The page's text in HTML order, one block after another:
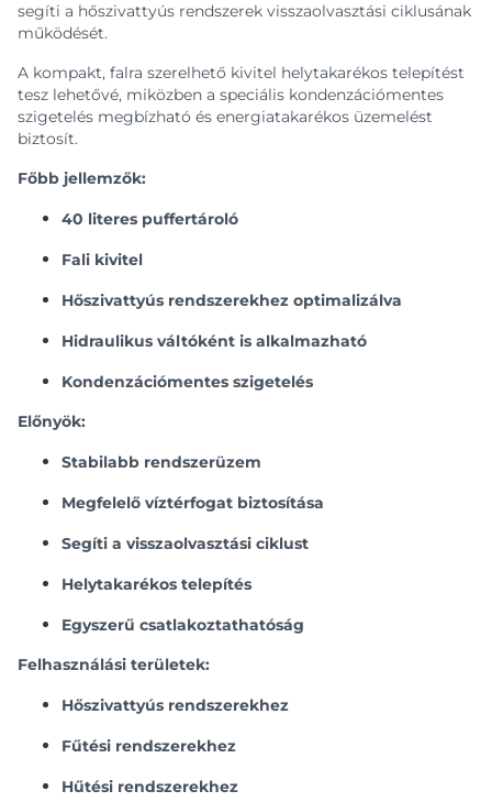
segíti a hőszivattyús rendszerek visszaolvasztási ciklusának
működését.
A kompakt, falra szerelhető kivitel helytakarékos telepítést
tesz lehetővé, miközben a speciális kondenzációmentes
szigetelés megbízható és energiatakarékos üzemelést
biztosít.
Főbb jellemzők:
40 literes puffertároló
Fali kivitel
Hőszivattyús rendszerekhez optimalizálva
Hidraulikus váltóként is alkalmazható
Kondenzációmentes szigetelés
Előnyök:
Stabilabb rendszerüzem
Megfelelő víztérfogat biztosítása
Segíti a visszaolvasztási ciklust
Helytakarékos telepítés
Egyszerű csatlakoztathatóság
Felhasználási területek:
Hőszivattyús rendszerekhez
Fűtési rendszerekhez
Hűtési rendszerekhez